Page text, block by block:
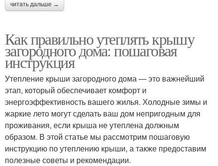
читать дальше →
Как правильно утеплять крышу
загородного дома: пошаговая
инструкция
Утепление крыши загородного дома — это важнейший
этап, который обеспечивает комфорт и
энергоэффективность вашего жилья. Холодные зимы и
жаркие лето могут сделать ваш дом непригодным для
проживания, если крыша не утеплена должным
образом. В этой статье мы рассмотрим пошаговую
инструкцию по утеплению крыши, а также предоставим
полезные советы и рекомендации.